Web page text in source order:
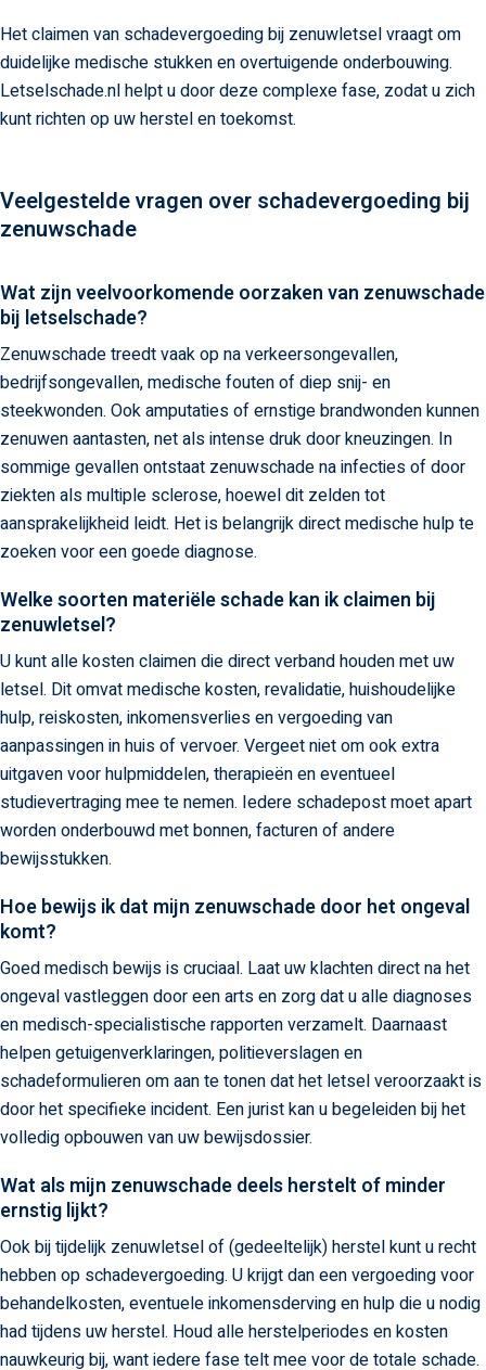
Het claimen van schadevergoeding bij zenuwletsel vraagt om
duidelijke medische stukken en overtuigende onderbouwing.
Letselschade.nl helpt u door deze complexe fase, zodat u zich
kunt richten op uw herstel en toekomst.
Veelgestelde vragen over schadevergoeding​ bij
zenuwschade
Wat zijn veelvoorkomende oorzaken van zenuwschade
bij letselschade?
Zenuwschade treedt vaak op na verkeersongevallen,
bedrijfsongevallen, medische fouten of diep snij- en
steekwonden. Ook amputaties of ernstige brandwonden kunnen
zenuwen aantasten, net als intense druk door kneuzingen. In
sommige gevallen ontstaat zenuwschade na infecties of door
ziekten als multiple sclerose, hoewel dit zelden tot
aansprakelijkheid leidt. Het is belangrijk direct medische hulp te
zoeken voor een goede diagnose.
Welke soorten materiële schade kan ik claimen bij
zenuwletsel?
U kunt alle kosten claimen die direct verband houden met uw
letsel. Dit omvat medische kosten, revalidatie, huishoudelijke
hulp, reiskosten, inkomensverlies en vergoeding van
aanpassingen in huis of vervoer. Vergeet niet om ook extra
uitgaven voor hulpmiddelen, therapieën en eventueel
studievertraging mee te nemen. Iedere schadepost moet apart
worden onderbouwd met bonnen, facturen of andere
bewijsstukken.
Hoe bewijs ik dat mijn zenuwschade door het ongeval
komt?
Goed medisch bewijs is cruciaal. Laat uw klachten direct na het
ongeval vastleggen door een arts en zorg dat u alle diagnoses
en medisch-specialistische rapporten verzamelt. Daarnaast
helpen getuigenverklaringen, politieverslagen en
schadeformulieren om aan te tonen dat het letsel veroorzaakt is
door het specifieke incident. Een jurist kan u begeleiden bij het
volledig opbouwen van uw bewijsdossier.
Wat als mijn zenuwschade deels herstelt of minder
ernstig lijkt?
Ook bij tijdelijk zenuwletsel of (gedeeltelijk) herstel kunt u recht
hebben op schadevergoeding. U krijgt dan een vergoeding voor
behandelkosten, eventuele inkomensderving en hulp die u nodig
had tijdens uw herstel. Houd alle herstelperiodes en kosten
nauwkeurig bij, want iedere fase telt mee voor de totale schade.